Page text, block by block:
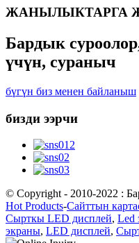
ЖАНЫЛЫКТАРГА
Бардык
үчүн, сураныч
бүгүн биз менен байланыш
бизди ээрчи
© Copyright - 2010-2022 :
Hot Products-Сайттын
Сырткы LED дисплей, Led
экраны, LED дисплей,